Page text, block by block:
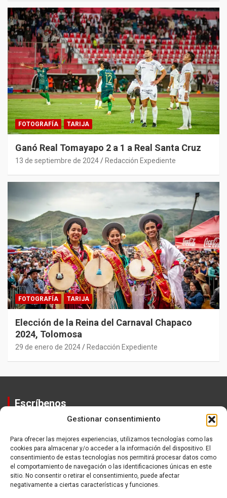
Gestionar consentimiento
Para ofrecer las mejores experiencias, utilizamos tecnologías como las
cookies para almacenar y/o acceder a la información del dispositivo. El
consentimiento de estas tecnologías nos permitirá procesar datos como
el comportamiento de navegación o las identificaciones únicas en este
sitio. No consentir o retirar el consentimiento, puede afectar
negativamente a ciertas características y funciones.
FOTOGRAFÍA TARIJA
Ganó Real Tomayapo 2 a 1 a Real Santa Cruz
13 de septiembre de 2024 Redacción Expediente
FOTOGRAFÍA TARIJA
Elección de la Reina del Carnaval Chapaco
2024, Tolomosa
29 de enero de 2024 Redacción Expediente
Escríbenos
Equipo
Política de Privacidad